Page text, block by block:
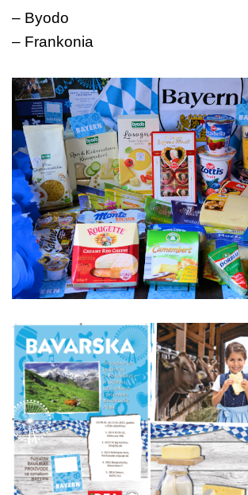
– Byodo
– Frankonia